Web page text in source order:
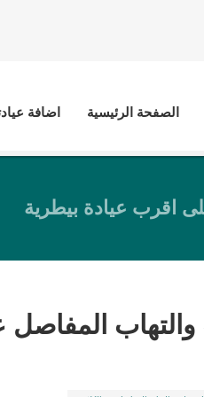
الصفحة الرئيسية اضافة
اقرب عيادة بيطرية
المفاصل